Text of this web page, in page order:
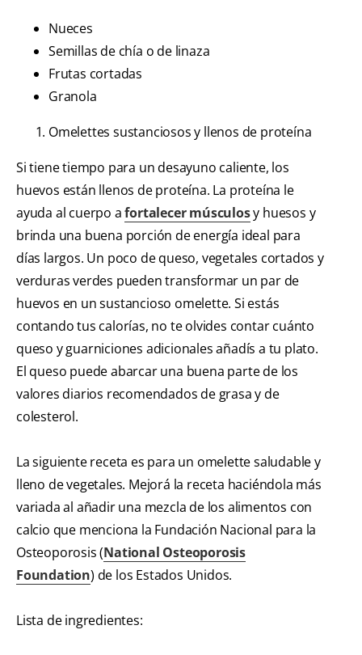
Nueces
Semillas de chía o de linaza
Frutas cortadas
Granola
Omelettes sustanciosos y llenos de proteína
Si tiene tiempo para un desayuno caliente, los
huevos están llenos de proteína. La proteína le
ayuda al cuerpo afortalecer músculosy huesos y
brinda una buena porción de energía ideal para
días largos. Un poco de queso, vegetales cortados y
verduras verdes pueden transformar un par de
huevos en un sustancioso omelette. Si estás
contando tus calorías, no te olvides contar cuánto
queso y guarniciones adicionales añadís a tu plato.
El queso puede abarcar una buena parte de los
valores diarios recomendados de grasa y de
colesterol.
La siguiente receta es para un omelette saludable y
lleno de vegetales. Mejorá la receta haciéndola más
variada al añadir una mezcla de los alimentos con
calcio que menciona la Fundación Nacional para la
Osteoporosis (National Osteoporosis
Foundation) de los Estados Unidos.
Lista de ingredientes: